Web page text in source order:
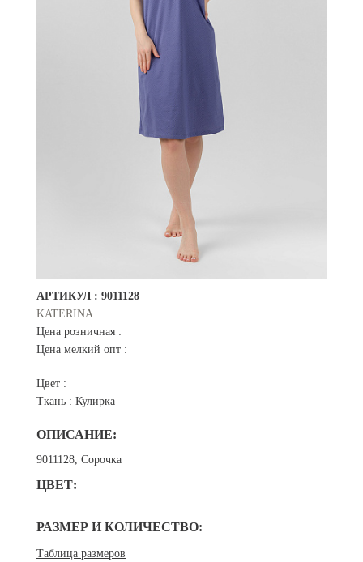
АРТИКУЛ : 9011128
KATERINA
Цена розничная :
Цена мелкий опт :
Цвет :
Ткань : Кулирка
ОПИСАНИЕ:
9011128, Сорочка
ЦВЕТ:
РАЗМЕР И КОЛИЧЕСТВО:
Таблица размеров